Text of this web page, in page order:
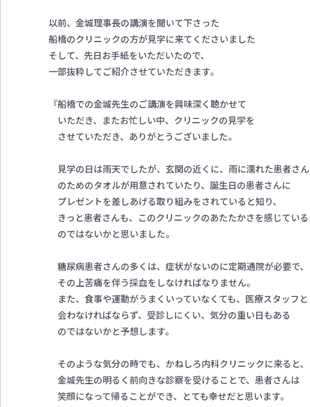
以前、金城理事長の講演を聞いて下さった
船橋のクリニックの方が見学に来てくださいました
そして、先日お手紙をいただいたので、
一部抜粋してご紹介させていただきます。
『船橋での金城先生のご講演を興味深く聴かせて
いただき、またお忙しい中、クリニックの見学を
させていただき、ありがとうございました。
見学の日は雨天でしたが、玄関の近くに、雨に濡れた患者さん
のためのタオルが用意されていたり、誕生日の患者さんに
プレゼントを差しあげる取り組みをされていると知り、
きっと患者さんも、このクリニックのあたたかさを感じている
のではないかと思いました。
糖尿病患者さんの多くは、症状がないのに定期通院が必要で、
その上苦痛を伴う採血をしなければなりません。
また、食事や運動がうまくいっていなくても、医療スタッフと
会わなければならず、受診しにくい、気分の重い日もある
のではないかと予想します。
そのような気分の時でも、かねしろ内科クリニックに来ると、
金城先生の明るく前向きな診察を受けることで、患者さんは
笑顔になって帰ることができ、とても幸せだと思います。